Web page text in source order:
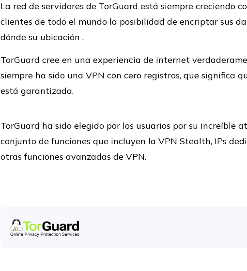
La red de servidores de TorGuard está siempre creciendo
clientes de todo el mundo la posibilidad de encriptar sus
dónde su ubicación .
TorGuard cree en una experiencia de internet
siempre ha sido una VPN con cero registros, que significa
está garantizada.
TorGuard ha sido elegido por los usuarios por su increíble
conjunto de funciones que incluyen la VPN Stealth, IPs
otras funciones avanzadas de VPN.